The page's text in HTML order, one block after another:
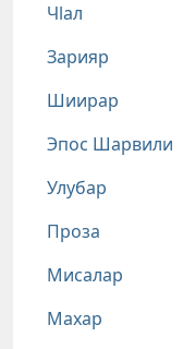
Чlал
Зарияр
Шиирар
Эпос Шарвили
Улубар
Проза
Мисалар
Махар